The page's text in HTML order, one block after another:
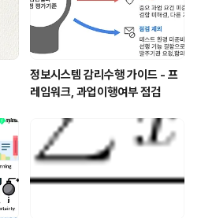
정보시스템 감리수행 가이드 - 프
레임워크, 과업이행여부 점검